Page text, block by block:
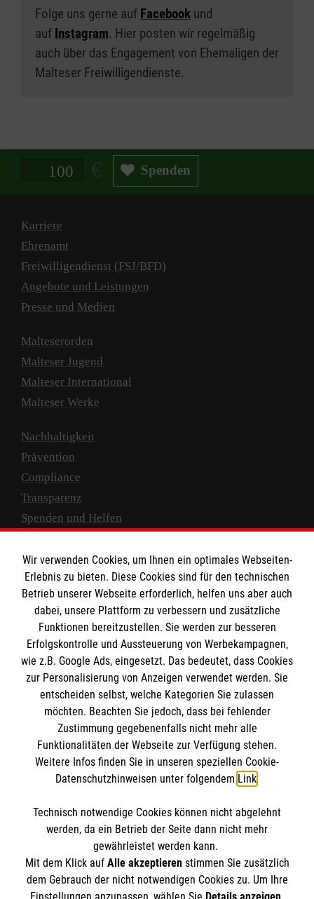
Folge uns gerne auf Facebook und
auf Instagram. Hier posten wir regelmäßig
auch über das Engagement von Ehemaligen der
Malteser Freiwilligendienste.
Spendenbetrag in Euro Spenden
Karriere
Ehrenamt
Freiwilligendienst (FSJ/BFD)
Angebote und Leistungen
Presse und Medien
Malteserorden
Malteser Jugend
Malteser International
Malteser Werke
Nachhaltigkeit
Prävention
Compliance
Transparenz
Spenden und Helfen
Empfänger: Malteser Hilfsdienst e.V.
IBAN: DE10 3706 0120 1201 2000 12
BIC: GENODED 1PA7
Newsletter abonnieren
Cookies verwalten|AGB|Impressum|Datenschutz
Barrierefreiheit |Kontakt| Sharepoint|Mediathek
Wir verwenden Cookies, um Ihnen ein optimales Webseiten-
Erlebnis zu bieten. Diese Cookies sind für den technischen
Betrieb unserer Webseite erforderlich, helfen uns aber auch
dabei, unsere Plattform zu verbessern und zusätzliche
Funktionen bereitzustellen. Sie werden zur besseren
Erfolgskontrolle und Aussteuerung von Werbekampagnen,
wie z.B. Google Ads, eingesetzt. Das bedeutet, dass Cookies
zur Personalisierung von Anzeigen verwendet werden. Sie
entscheiden selbst, welche Kategorien Sie zulassen
möchten. Beachten Sie jedoch, dass bei fehlender
Zustimmung gegebenenfalls nicht mehr alle
Funktionalitäten der Webseite zur Verfügung stehen.
Weitere Infos finden Sie in unseren speziellen Cookie-
Datenschutzhinweisen unter folgendem Link.
Technisch notwendige Cookies können nicht abgelehnt
werden, da ein Betrieb der Seite dann nicht mehr
gewährleistet werden kann.
Mit dem Klick auf Alle akzeptierenstimmen Sie zusätzlich
dem Gebrauch der nicht notwendigen Cookies zu. Um Ihre